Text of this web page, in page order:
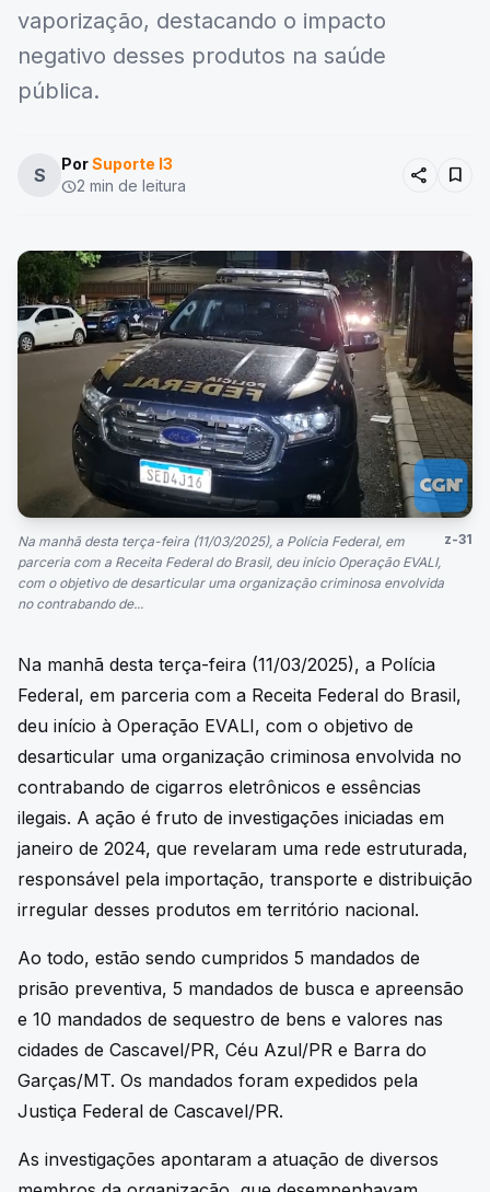
vaporização, destacando o impacto
negativo desses produtos na saúde
pública.
S
PorSuporte I3
schedule2 min de leitura share bookmark
Na manhã desta terça-feira (11/03/2025), a Polícia Federal, em
parceria com a Receita Federal do Brasil, deu início Operação EVALI,
com o objetivo de desarticular uma organização criminosa envolvida
no contrabando de...
z-31
Na manhã desta terça-feira (11/03/2025), a Polícia
Federal, em parceria com a Receita Federal do Brasil,
deu início à Operação EVALI, com o objetivo de
desarticular uma organização criminosa envolvida no
contrabando de cigarros eletrônicos e essências
ilegais. A ação é fruto de investigações iniciadas em
janeiro de 2024, que revelaram uma rede estruturada,
responsável pela importação, transporte e distribuição
irregular desses produtos em território nacional.
Ao todo, estão sendo cumpridos 5 mandados de
prisão preventiva, 5 mandados de busca e apreensão
e 10 mandados de sequestro de bens e valores nas
cidades de Cascavel/PR, Céu Azul/PR e Barra do
Garças/MT. Os mandados foram expedidos pela
Justiça Federal de Cascavel/PR.
As investigações apontaram a atuação de diversos